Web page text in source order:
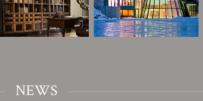
NEWS